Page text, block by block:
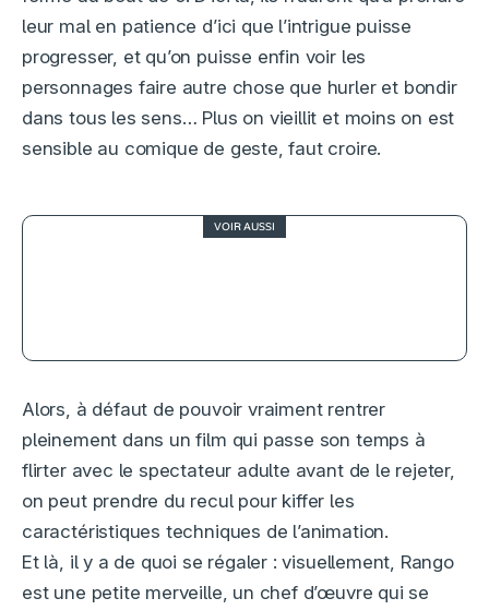
leur mal en patience d’ici que l’intrigue puisse
progresser, et qu’on puisse enfin voir les
personnages faire autre chose que hurler et bondir
dans tous les sens… Plus on vieillit et moins on est
sensible au comique de geste, faut croire.
VOIR AUSSI
Alors, à défaut de pouvoir vraiment rentrer
pleinement dans un film qui passe son temps à
flirter avec le spectateur adulte avant de le rejeter,
on peut prendre du recul pour kiffer les
caractéristiques techniques de l’animation.
Et là, il y a de quoi se régaler : visuellement, Rango
est une petite merveille, un chef d’œuvre qui se